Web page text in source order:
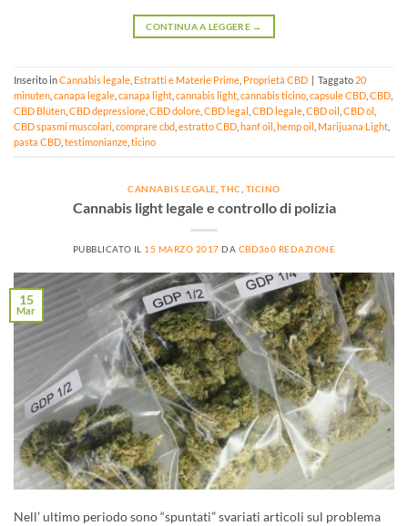
CONTINUA A LEGGERE →
Inserito inCannabis legale Estratti e Materie Prime Proprietà CBD Taggato 20
minuten canapa legale canapa light cannabis light cannabis ticino capsule CBD CBD
CBD Blüten CBD depressione CBD dolore CBD legal CBD legale CBD oil CBD öl
CBD spasmi muscolari comprare cbd estratto CBD hanf oil hemp oil Marijuana Light
pasta CBD testimonianze ticino
CANNABIS LEGALE ,THC TICINO
Cannabis light legale e controllo di polizia
PUBBLICATO IL 15 MARZO 2017 DA CBD360 REDAZIONE
15
Mar
Nell’ ultimo periodo sono “spuntati” svariati articoli sul problema